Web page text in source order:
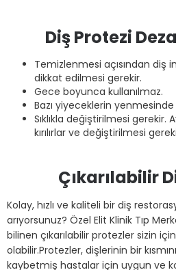
Diş Protezi
Temizlenmesi açısından diş
dikkat edilmesi gerekir.
Gece boyunca kullanılmaz.
Bazı yiyeceklerin
Sıklıkla değiştirilmesi gerekir.
kırılırlar ve değiştirilmesi
Çıkarılabilir
Kolay, hızlı ve kaliteli bir diş
arıyorsunuz? Özel Elit Klinik Tıp
bilinen çıkarılabilir protezler sizin
olabilir.Protezler, dişlerinin bir
kaybetmiş hastalar için uygun ve